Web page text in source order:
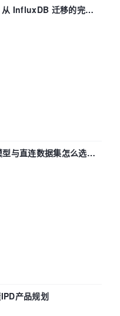
InfluxDB 迁移的完整
与直连数据集怎么选，
产品规划